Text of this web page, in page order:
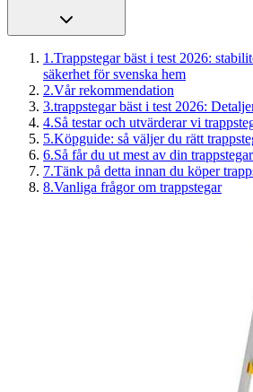
1 .Trappstegar bäst i test 2026:
säkerhet för svenska hem
2.Vår rekommendation
3.trappstegar bäst i test 2026:
4.Så testar och utvärderar vi
5.Köpguide: så väljer du rätt
6.Så får du ut mest av din trappstegar
7.Tänk på detta innan du köper
8.Vanliga frågor om trappstegar